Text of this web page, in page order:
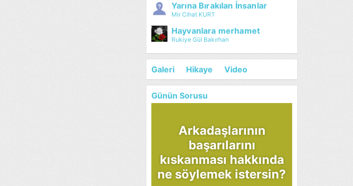
Yarına Bırakılan İnsanlar
Mir Cihat KURT
Hayvanlara merhamet
Rukiye Gül Bakırhan
Galeri Hikaye Video
Günün Sorusu
Arkadaşlarının
başarılarını
kıskanması hakkında
ne söylemek istersin?